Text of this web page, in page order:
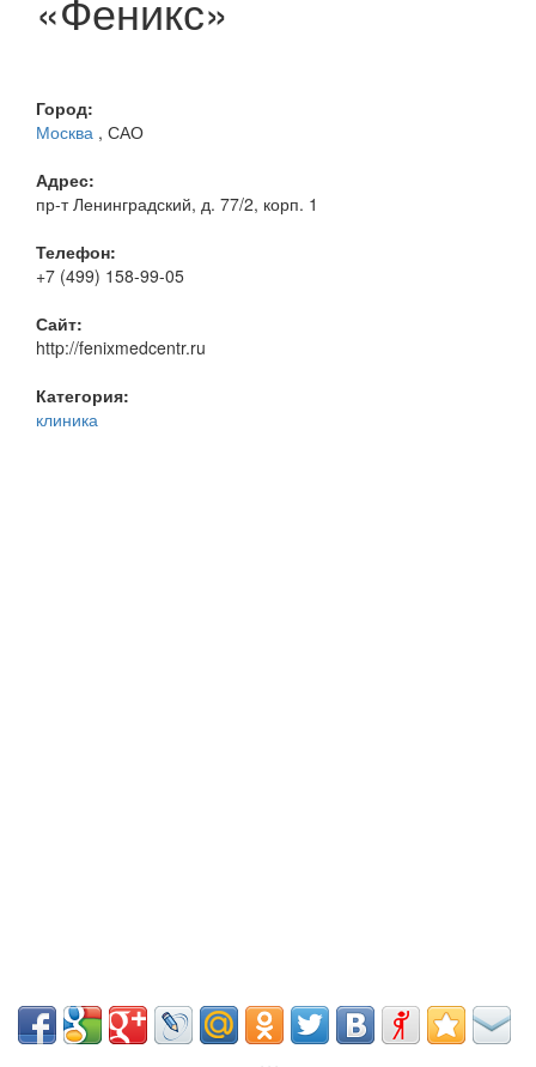
Город:
Москва , САО
Адрес:
пр-т Ленинградский, д. 77/2, корп. 1
Телефон:
+7 (499) 158-99-05
Сайт:
http://fenixmedcentr.ru
Категория:
клиника